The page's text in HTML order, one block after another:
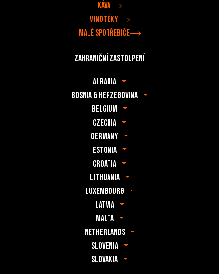
Káva
Vinotéky
Malé spotřebiče
Zahraniční zastoupení
Albania
Bosnia & Herzegovina
Belgium
Czechia
Germany
Estonia
Croatia
Lithuania
Luxembourg
Latvia
Malta
Netherlands
Slovenia
Slovakia